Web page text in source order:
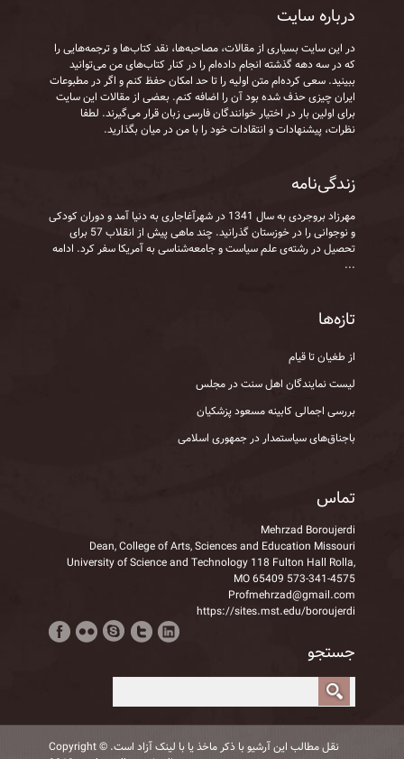
درباره سایت
در این سایت بسیاری از مقالات، مصاحبه‌ها، نقد کتاب‌ها و ترجمه‌هایی را
که در سه دهه گذشته انجام داده‌ام را در کنار کتاب‌های من می‌توانید
ببینید. سعی کرده‌ام متن اولیه را تا حد امکان حفظ کنم و اگر در مطبوعات
ایران چیزی حذف شده بود آن را اضافه کنم. بعضی از مقالات این سایت
برای اولین بار در اختیار خوانندگان فارسی زبان قرار می‌گیرند. لطفا
نظرات، پیشنهادات و انتقادات خود را با من در میان بگذارید.
زندگی‌نامه
مهرزاد بروجردی به‌ سال 1341 در شهرآغاجاری به‌ دنیا آمد و دوران کودکی
و نوجوانی را در خوزستان گذرانید. چند ماهی پیش از انقلاب 57 برای
تحصیل در رشته‌ی علم سیاست و جامعه‌شناسی به آمریکا سفر کرد. ادامه
...
تازه‌ها
از طغیان تا قیام
لیست نمایندگان اهل سنت در مجلس
بررسی اجمالی کابینه مسعود پزشکیان
باجناق‌های سیاستمدار در جمهوری اسلامی
تماس
Mehrzad Boroujerdi
Dean, College of Arts, Sciences and Education Missouri
University of Science and Technology 118 Fulton Hall Rolla,
MO 65409 573-341-4575
Profmehrzad@gmail.com
https://sites.mst.edu/boroujerdi
جستجو
نقل مطالب این آرشیو با ذكر ماخذ یا با لینک آزاد است. Copyright ©